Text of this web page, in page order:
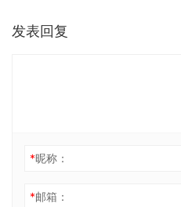
发表回复
*昵称：
*邮箱：